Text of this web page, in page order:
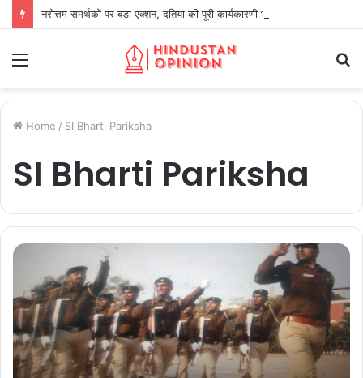
नरोत्तम समर्थकों पर बड़ा एक्शन, दतिया की पूरी कार्यकारणी भंग
Home / SI Bharti Pariksha
SI Bharti Pariksha